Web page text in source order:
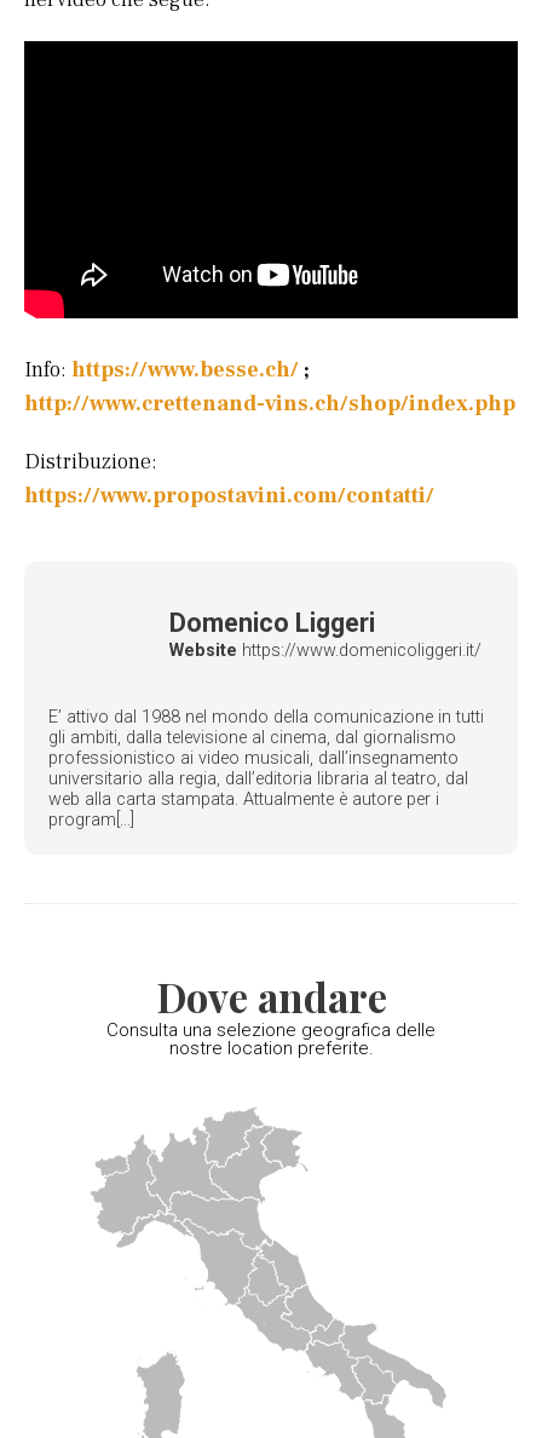
Info: https://www.besse.ch/ ;
http://www.crettenand-vins.ch/shop/index.php
Distribuzione:
https://www.propostavini.com/contatti/
Domenico Liggeri
Website https://www.domenicoliggeri.it/
E’ attivo dal 1988 nel mondo della comunicazione in tutti
gli ambiti, dalla televisione al cinema, dal giornalismo
professionistico ai video musicali, dall’insegnamento
universitario alla regia, dall’editoria libraria al teatro, dal
web alla carta stampata. Attualmente è autore per i
program[...]
Dove andare
Consulta una selezione geografica delle
nostre location preferite.